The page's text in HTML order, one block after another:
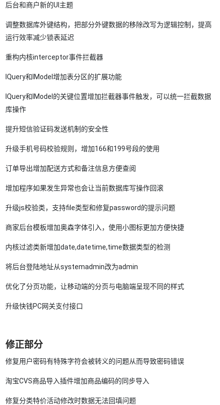
后台和商户新的UI主题
调整数据库外键结构，把部分外键数据的移除改写为逻辑控制，提高
运行效率减少锁表延迟
重构内核interceptor事件拦截器
IQuery和IModel增加表分区的扩展功能
IQuery和IModel的关键位置增加拦截器事件触发，可以统一拦截数据
库操作
提升短信验证码发送机制的安全性
升级手机号码校验规则，增加166和199号段的使用
订单导出增加配送方式和备注信息方便查阅
增加程序如果发生异常也会让当前数据库写操作回滚
升级js校验类，支持file类型和修复password的提示问题
商家后台模板增加奥森字体引入，使用小图标更加方便快捷
内核过滤类新增加date,datetime,time数据类型的检测
将后台登陆地址从systemadmin改为admin
优化了分页功能，让移动端的分页与电脑端呈现不同的样式
升级快钱PC网关支付接口
修正部分
修复用户密码有特殊字符会被转义的问题从而导致密码错误
淘宝CVS商品导入插件增加商品编码的同步导入
修复分类特价活动修改时数据无法回填问题